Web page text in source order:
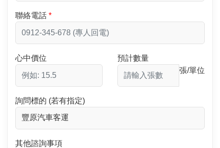
聯絡電話
心中價位
預計數量
張/單位
詢問標的 (若有指定)
其他諮詢事項